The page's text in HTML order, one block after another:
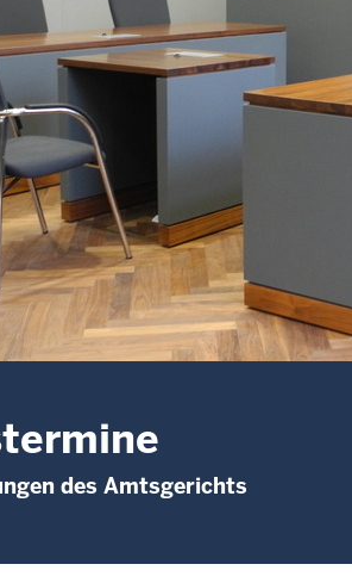
des Amtsgerichts